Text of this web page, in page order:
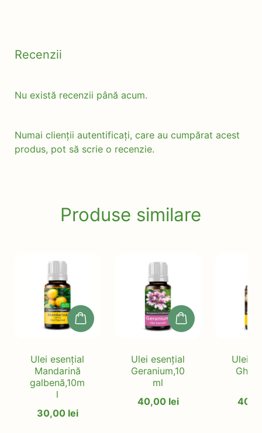
Recenzii
Nu există recenzii până acum.
Numai clienții autentificați, care au cumpărat acest
produs, pot să scrie o recenzie.
Produse similare
Ulei esențial
Mandarină
galbenă,10m
l
30,00 lei
Ulei esențial
Geranium,10
ml
40,00 lei
Ulei